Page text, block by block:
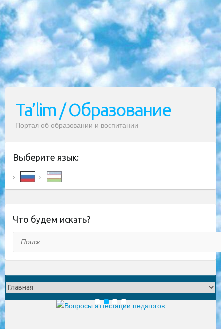
Ta’lim / Образование
Портал об образовании и воспитании
Выберите язык:
Что будем искать?
1 2 3 4